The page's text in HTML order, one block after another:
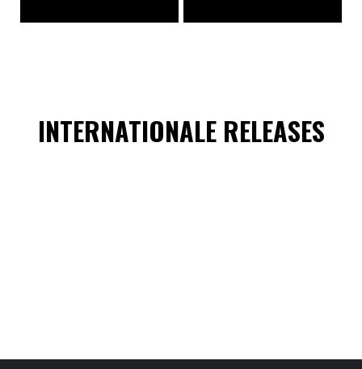
INTERNATIONALE RELEASES